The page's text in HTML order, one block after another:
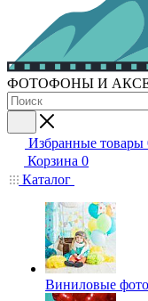
ФОТОФОНЫ И
Избранные товары
Корзина 0
Каталог
Виниловые